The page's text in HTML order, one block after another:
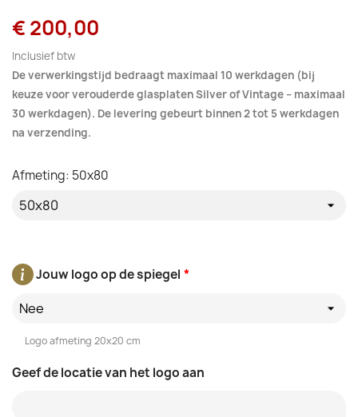
€ 200,00
Inclusief btw
De verwerkingstijd bedraagt maximaal 10 werkdagen (bij
keuze voor verouderde glasplaten Silver of Vintage – maximaal
30 werkdagen). De levering gebeurt binnen 2 tot 5 werkdagen
na verzending.
*
Jouw logo op de spiegel
Nee
Logo afmeting 20x20 cm
Geef de locatie van het logo aan
Afmeting: 50x80